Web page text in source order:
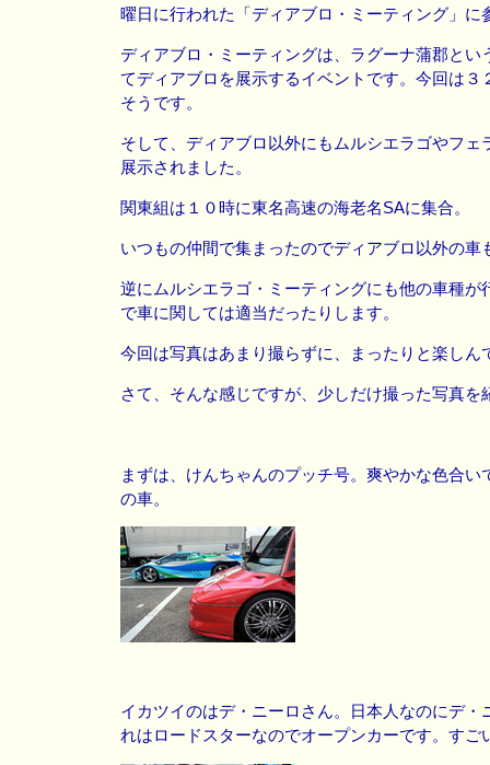
曜日に行われた「ディアブロ・ミーティング」に
ディアブロ・ミーティングは、ラグーナ蒲郡とい
てディアブロを展示するイベントです。今回は３
そうです。
そして、ディアブロ以外にもムルシエラゴやフェ
展示されました。
関東組は１０時に東名高速の海老名SAに集合。
いつもの仲間で集まったのでディアブロ以外の車
逆にムルシエラゴ・ミーティングにも他の車種が
で車に関しては適当だったりします。
今回は写真はあまり撮らずに、まったりと楽しん
さて、そんな感じですが、少しだけ撮った写真を
まずは、けんちゃんのプッチ号。爽やかな色合い
の車。
イカツイのはデ・ニーロさん。日本人なのにデ・
れはロードスターなのでオープンカーです。すご